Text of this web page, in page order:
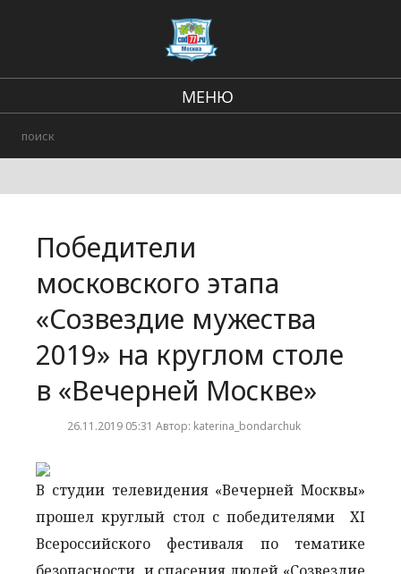
МЕНЮ
Городские события
Победители
московского этапа
«Созвездие мужества
2019» на круглом столе
в «Вечерней Москве»
26.11.2019 05:31 Автор: katerina_bondarchuk
В студии телевидения «Вечерней Москвы»
прошел круглый стол с победителями XI
Всероссийского фестиваля по тематике